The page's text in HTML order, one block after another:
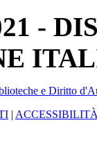
-
e Diritto
|